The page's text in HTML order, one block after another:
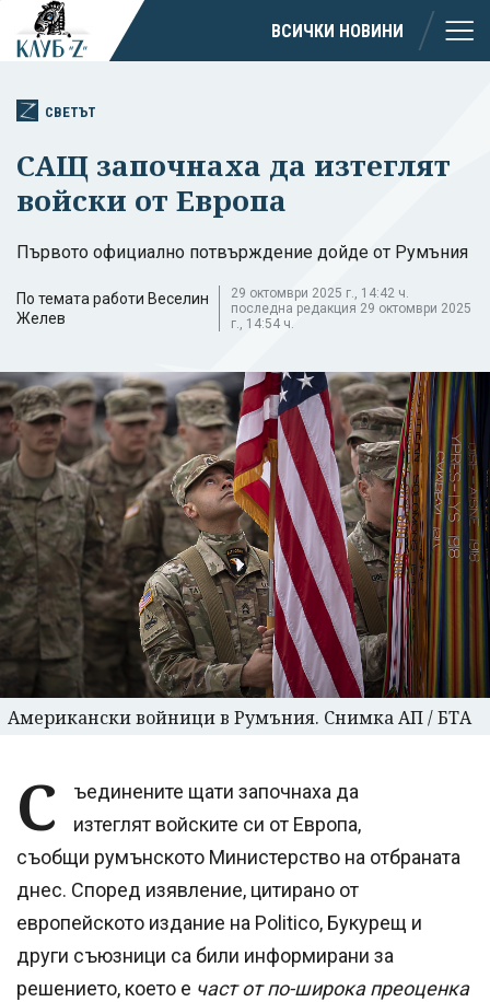
ВСИЧКИ НОВИНИ
СВЕТЪТ
САЩ започнаха да изтеглят
войски от Европа
Първото официално потвърждение дойде от Румъния
По темата работи Веселин
Желев
29 октомври 2025 г., 14:42 ч.
последна редакция 29 октомври 2025
г., 14:54 ч.
Американски войници в Румъния. Снимка АП / БТА
С
ъединените щати започнаха да
изтеглят войските си от Европа,
съобщи румънското Министерство на отбраната
днес. Според изявление, цитирано от
европейското издание на Politico, Букурещ и
други съюзници са били информирани за
решението, което е част от по-широка преоценка